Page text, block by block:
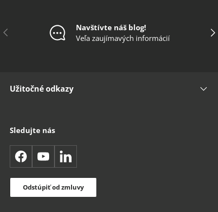
Predchádzajúce
Navštívte náš blog!
Veľa zaujímavých informácií
Užitočné odkazy
Sledujte nás
FacebookYouTubeLinkedIn
Odstúpiť od zmluvy